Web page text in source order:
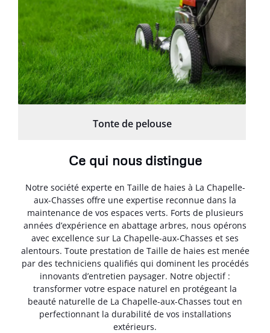
Tonte de pelouse
Ce qui nous distingue
Notre société experte en Taille de haies à La Chapelle-
aux-Chasses offre une expertise reconnue dans la
maintenance de vos espaces verts. Forts de plusieurs
années d’expérience en abattage arbres, nous opérons
avec excellence sur La Chapelle-aux-Chasses et ses
alentours. Toute prestation de Taille de haies est menée
par des techniciens qualifiés qui dominent les procédés
innovants d’entretien paysager. Notre objectif :
transformer votre espace naturel en protégeant la
beauté naturelle de La Chapelle-aux-Chasses tout en
perfectionnant la durabilité de vos installations
extérieurs.